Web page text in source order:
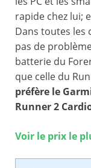
rapide chez lui;
Dans toutes les
pas de
batterie du
que celle du
préfère le
Runner 2
Voir le prix le